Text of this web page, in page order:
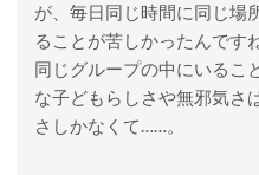
が、毎日同じ時間に同じ場
ることが苦しかったんです
同じグループの中にいるこ
な子どもらしさや無邪気さ
さしかなくて……。